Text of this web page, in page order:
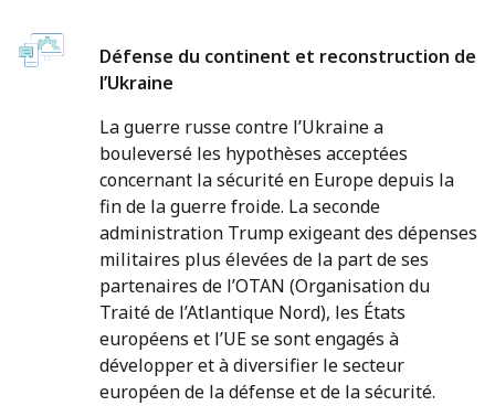
Défense du continent et reconstruction de
l’Ukraine
La guerre russe contre l’Ukraine a
bouleversé les hypothèses acceptées
concernant la sécurité en Europe depuis la
fin de la guerre froide. La seconde
administration Trump exigeant des dépenses
militaires plus élevées de la part de ses
partenaires de l’OTAN (Organisation du
Traité de l’Atlantique Nord), les États
européens et l’UE se sont engagés à
développer et à diversifier le secteur
européen de la défense et de la sécurité.